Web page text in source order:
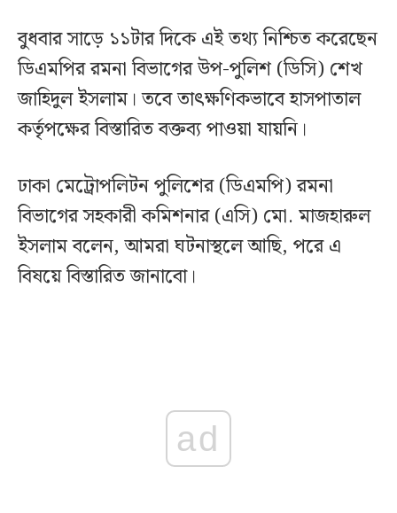
বুধবার সাড়ে ১১টার দিকে এই তথ্য নিশ্চিত করেছেন
ডিএমপির রমনা বিভাগের উপ-পুলিশ (ডিসি) শেখ
জাহিদুল ইসলাম। তবে তাৎক্ষণিকভাবে হাসপাতাল
কর্তৃপক্ষের বিস্তারিত বক্তব্য পাওয়া যায়নি।
ঢাকা মেট্রোপলিটন পুলিশের (ডিএমপি) রমনা
বিভাগের সহকারী কমিশনার (এসি) মো. মাজহারুল
ইসলাম বলেন, আমরা ঘটনাস্থলে আছি, পরে এ
বিষয়ে বিস্তারিত জানাবো।
ad